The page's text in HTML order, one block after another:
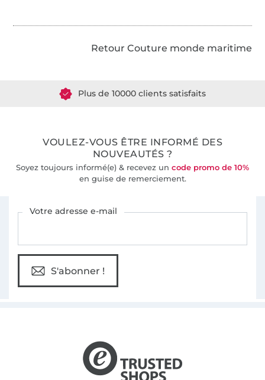
Retour Couture monde maritime
Plus de 10000 clients satisfaits
VOULEZ-VOUS ÊTRE INFORMÉ DES
NOUVEAUTÉS ?
Soyez toujours informé(e) & recevez un code promo de 10%
en guise de remerciement.
Votre adresse e-mail
S'abonner !